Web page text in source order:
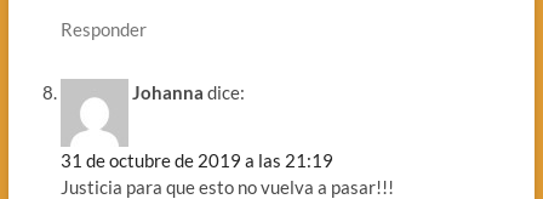
Responder
Johanna dice:
31 de octubre de 2019 a las 21:19
Justicia para que esto no vuelva a pasar!!!